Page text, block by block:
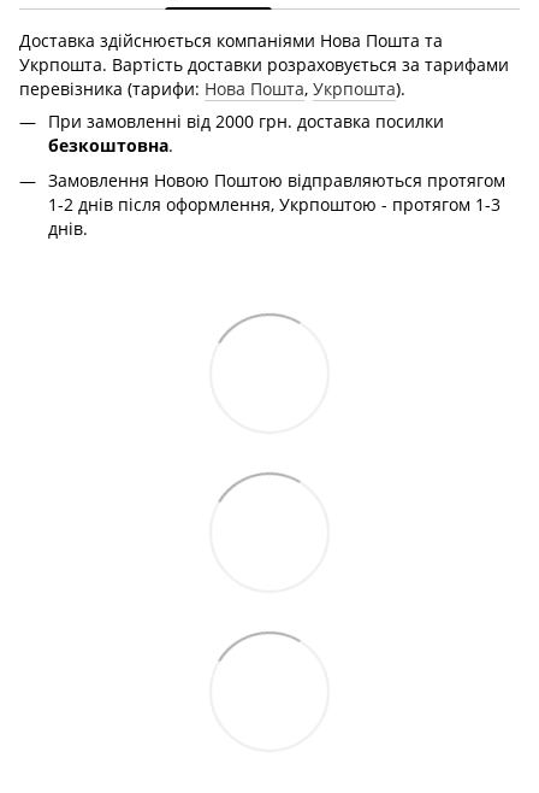
Доставка здійснюється компаніями Нова Пошта та
Укрпошта. Вартість доставки розраховується за тарифами
перевізника (тарифи: Нова Пошта, Укрпошта).
При замовленні від 2000 грн. доставка посилки
безкоштовна.
Замовлення Новою Поштою відправляються протягом
1-2 днів після оформлення, Укрпоштою - протягом 1-3
днів.